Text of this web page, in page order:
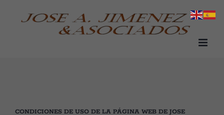
CONDICIONES DE USO DE LA PÁGINA WEB DE JOSE